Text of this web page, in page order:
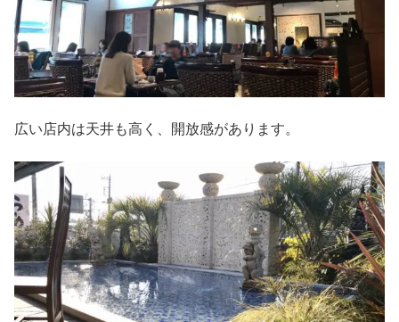
広い店内は天井も高く、開放感があります。